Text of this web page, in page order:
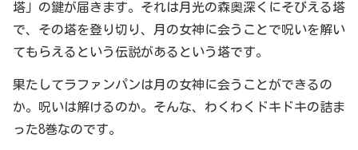
塔」の鍵が届きます。それは月光の森奥深くにそびえる塔
で、その塔を登り切り、月の女神に会うことで呪いを解い
てもらえるという伝説があるという塔です。
果たしてラファンパンは月の女神に会うことができるの
か。呪いは解けるのか。そんな、わくわくドキドキの詰ま
った8巻なのです。